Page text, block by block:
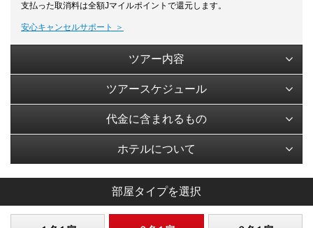
支払った取消料は全額Jマイルポイントで還元します。
安心キャンセルサポート ＞
ツアー内容
ツアースケジュール
代金に含まれるもの
ホテルについて
部屋タイプを選択